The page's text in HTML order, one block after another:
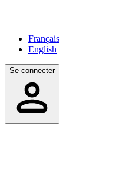
Français
English
Se connecter